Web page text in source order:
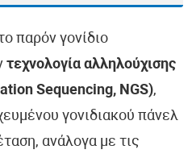
παρόν γονίδιο
τεχνολογία αλληλούχισης
Sequencing, NGS),
γονιδιακού πάνελ
ανάλογα με τις